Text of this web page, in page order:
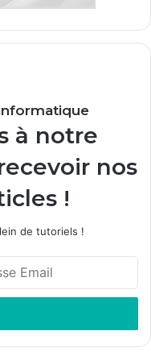
à notre
nos
!
de tutoriels !